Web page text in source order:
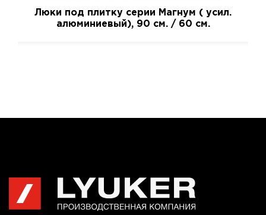
Люки под плитку серии Магнум ( усил.
алюминиевый), 90 см. / 60 см.